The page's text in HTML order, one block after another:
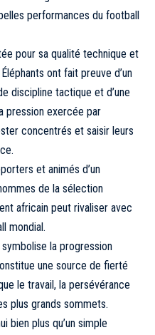
performances du football
pour sa qualité technique et
ont fait preuve d’un
discipline tactique et d’une
pression exercée par
concentrés et saisir leurs
et animés d’un
de la sélection
africain peut rivaliser avec
mondial.
la progression
une source de fierté
le travail, la persévérance
plus grands sommets.
bien plus qu’un simple